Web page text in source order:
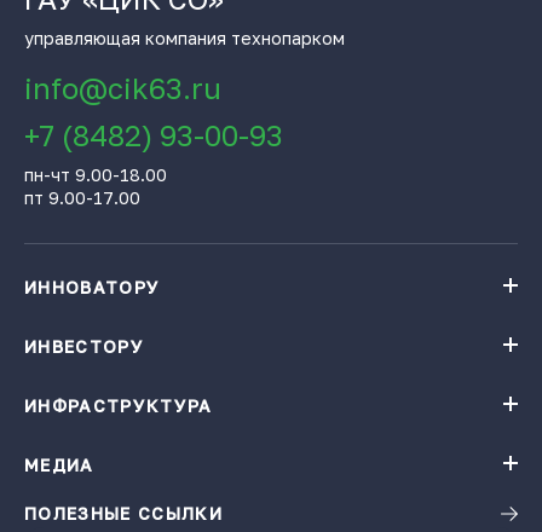
управляющая компания технопарком
info@cik63.ru
+7 (8482) 93-00-93
пн-чт 9.00-18.00
пт 9.00-17.00
ИННОВАТОРУ
База инновационных проектов
Институты поддержки
Малые технологические компании
ИНВЕСТОРУ
Проекты резидентов Технопарка «Жигулевская долина»
Заказать подбор проектов по теме
ИНФРАСТРУКТУРА
Ресторация
Зал активного отдыха
МЕДИА
Новости
ПОЛЕЗНЫЕ ССЫЛКИ